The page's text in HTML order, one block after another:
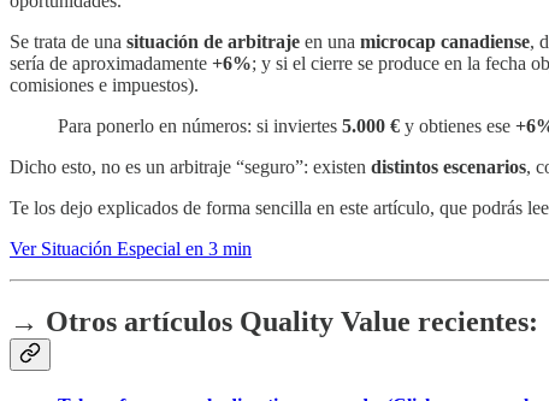
Se trata de una situación de arbitraje en una microcap canadiense,
sería de aproximadamente +6%; y si el cierre se produce en la fecha
comisiones e impuestos).
Para ponerlo en números: si inviertes 5.000 € y obtienes ese
Dicho esto, no es un arbitraje “seguro”: existen distintos escenarios,
Te los dejo explicados de forma sencilla en este artículo, que podrás
Ver Situación Especial en 3 min
→ Otros artículos Quality Value recientes: